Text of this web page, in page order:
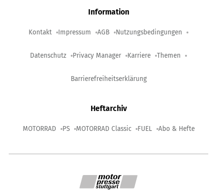
Information
Kontakt Impressum AGB Nutzungsbedingungen
Datenschutz Privacy Manager Karriere Themen
Barrierefreiheitserklärung
Heftarchiv
MOTORRAD PS MOTORRAD Classic FUEL Abo & Hefte